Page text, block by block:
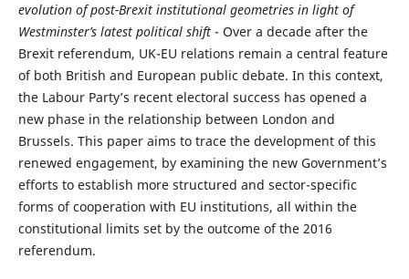
evolution of post-Brexit institutional geometries in light of
Westminster’s latest political shift- Over a decade after the
Brexit referendum, UK-EU relations remain a central feature
of both British and European public debate. In this context,
the Labour Party’s recent electoral success has opened a
new phase in the relationship between London and
Brussels. This paper aims to trace the development of this
renewed engagement, by examining the new Government’s
efforts to establish more structured and sector-specific
forms of cooperation with EU institutions, all within the
constitutional limits set by the outcome of the 2016
referendum.